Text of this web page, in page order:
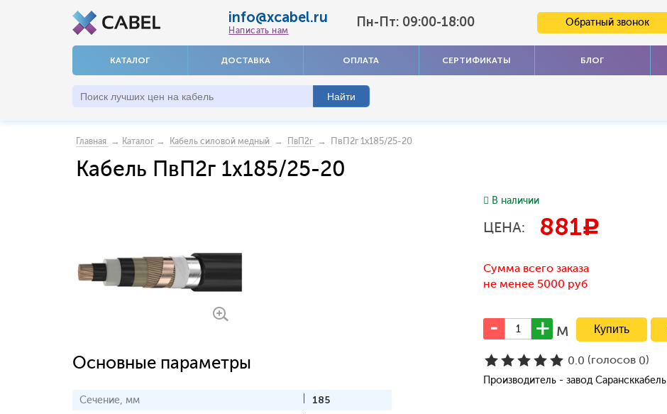
info@xcabel.ru
Написать нам
Пн-Пт: 09:00-18:00 Обратный звонок
КАТАЛОГ ДОСТАВКА ОПЛАТА СЕРТИФИКАТЫ БЛОГ
Главная → Каталог → Кабель силовой медный → ПвП2г → ПвП2г 1x185/25-20
Кабель ПвП2г 1x185/25-20
Основные параметры
Сечение, мм
185
В наличии
ЦЕНА: 881c
Сумма всего заказа
не менее 5000 руб
м
0.0 (голосов 0)
Производитель - завод Сарансккабель